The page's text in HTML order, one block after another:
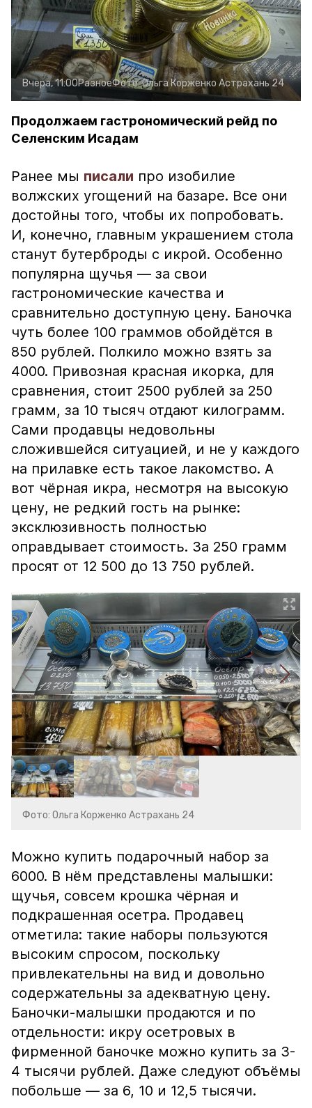
Вчера, 11:00РазноеФото:Ольга Корженко Астрахань 24
Продолжаем гастрономический рейд по
Селенским Исадам
Ранее мы писали про изобилие
волжских угощений на базаре. Все они
достойны того, чтобы их попробовать.
И, конечно, главным украшением стола
станут бутерброды с икрой. Особенно
популярна щучья — за свои
гастрономические качества и
сравнительно доступную цену. Баночка
чуть более 100 граммов обойдётся в
850 рублей. Полкило можно взять за
4000. Привозная красная икорка, для
сравнения, стоит 2500 рублей за 250
грамм, за 10 тысяч отдают килограмм.
Сами продавцы недовольны
сложившейся ситуацией, и не у каждого
на прилавке есть такое лакомство. А
вот чёрная икра, несмотря на высокую
цену, не редкий гость на рынке:
эксклюзивность полностью
оправдывает стоимость. За 250 грамм
просят от 12 500 до 13 750 рублей.
Фото: Ольга Корженко Астрахань 24
Можно купить подарочный набор за
6000. В нём представлены малышки:
щучья, совсем крошка чёрная и
подкрашенная осетра. Продавец
отметила: такие наборы пользуются
высоким спросом, поскольку
привлекательны на вид и довольно
содержательны за адекватную цену.
Баночки-малышки продаются и по
отдельности: икру осетровых в
фирменной баночке можно купить за 3-
4 тысячи рублей. Даже следуют объёмы
побольше — за 6, 10 и 12,5 тысячи.